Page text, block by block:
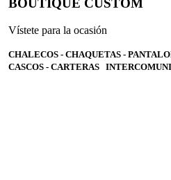
BOUTIQUE CUSTOM
Vístete para la ocasión
CHALECOS - CHAQUETAS -
CASCOS - CARTERAS